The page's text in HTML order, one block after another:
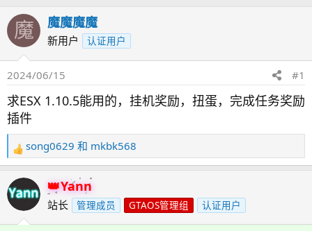
魔 魔魔魔魔
新用户 认证用户
2024/06/15 #1
求ESX 1.10.5能用的，挂机奖励，扭蛋，完成任务奖励
插件
反
馈
：
song0629 和 mkbk568
Yann
站长 管理成员 GTAOS管理组 认证用户